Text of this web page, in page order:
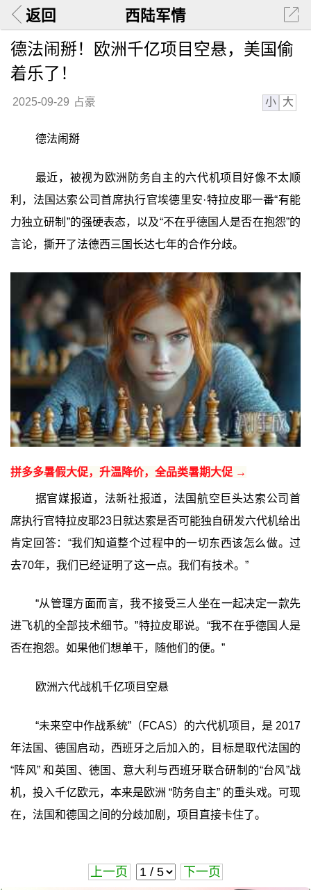
返回 西陆军情
德法闹掰！欧洲千亿项目空悬，美国偷
着乐了！
2025-09-29 占豪 小 大
德法闹掰
最近，被视为欧洲防务自主的六代机项目好像不太顺
利，法国达索公司首席执行官埃德里安·特拉皮耶一番“有能
力独立研制”的强硬表态，以及“不在乎德国人是否在抱怨”的
言论，撕开了法德西三国长达七年的合作分歧。
拼多多暑假大促，升温降价，全品类暑期大促 →
据官媒报道，法新社报道，法国航空巨头达索公司首
席执行官特拉皮耶23日就达索是否可能独自研发六代机给出
肯定回答：“我们知道整个过程中的一切东西该怎么做。过
去70年，我们已经证明了这一点。我们有技术。”
“从管理方面而言，我不接受三人坐在一起决定一款先
进飞机的全部技术细节。”特拉皮耶说。“我不在乎德国人是
否在抱怨。如果他们想单干，随他们的便。”
欧洲六代战机千亿项目空悬
“未来空中作战系统”（FCAS）的六代机项目，是 2017
年法国、德国启动，西班牙之后加入的，目标是取代法国的
“阵风” 和英国、德国、意大利与西班牙联合研制的“台风”战
机，投入千亿欧元，本来是欧洲 “防务自主” 的重头戏。可现
在，法国和德国之间的分歧加剧，项目直接卡住了。
上一页 下一页